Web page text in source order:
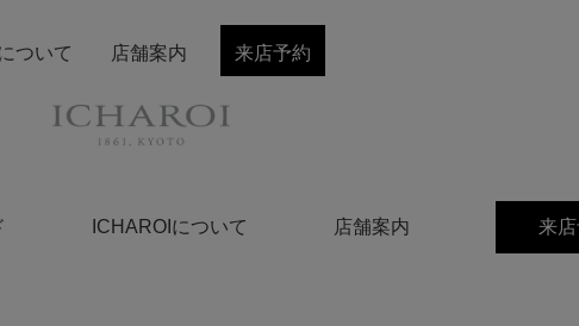
ICHAROIについて 店舗案内 来
ついて 店舗案内 来店予約